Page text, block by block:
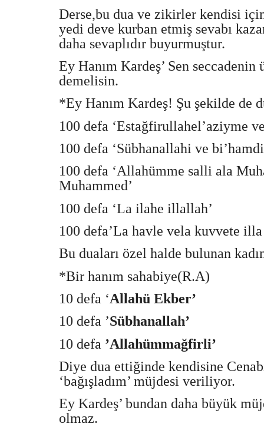
Derse,bu dua ve zikirler kendisi
yedi deve kurban etmiş sevabı
daha sevaplıdır buyurmuştur.
Ey Hanım Kardeş’ Sen
demelisin.
*Ey Hanım Kardeş! Şu şekilde de
100 defa ‘Estağfirullahel’aziyme
100 defa ‘Sübhanallahi ve
100 defa ‘Allahümme salli ala
Muhammed’
100 defa ‘La ilahe illallah’
100 defa’La havle vela kuvvete
Bu duaları özel halde bulunan
*Bir hanım sahabiye(R.A)
10 defa ‘Allahü Ekber’
10 defa ’Sübhanallah’
10 defa ’Allahümmağfirli’
Diye dua ettiğinde kendisine
‘bağışladım’ müjdesi veriliyor.
Ey Kardeş’ bundan daha büyük
olmaz.